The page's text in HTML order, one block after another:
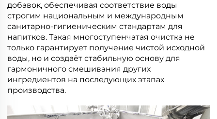
добавок, обеспечивая соответствие воды
строгим национальным и международным
санитарно-гигиеническим стандартам для
напитков. Такая многоступенчатая очистка не
только гарантирует получение чистой исходной
воды, но и создаёт стабильную основу для
гармоничного смешивания других
ингредиентов на последующих этапах
производства.